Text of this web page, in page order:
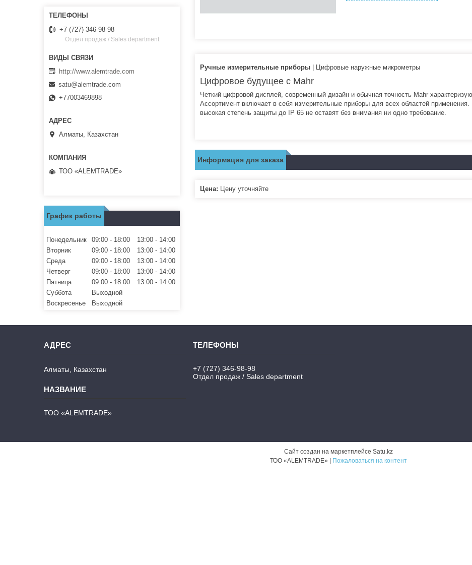
Ручные измерительные приборы | Цифровые наружные микрометры
Цифровое будущее с Mahr
Четкий цифровой дисплей, современный дизайн и обычная точность Mahr
Ассортимент включает в себя измерительные приборы для всех областей
высокая степень защиты до IP 65 не оставят без внимания ни одно требование.
Информация для заказа
Цена: Цену уточняйте
+7 (727) 346-98-98
Отдел продаж / Sales department
http://www.alemtrade.com
satu@alemtrade.com
+77003469898
Алматы, Казахстан
ТОО «ALEMTRADE»
График работы
Понедельник 09:00 18:00 13:00
14:00
Вторник
09:00 18:00 13:00
14:00
Среда
09:00 18:00 13:00
14:00
Четверг
09:00 18:00 13:00
14:00
Пятница
09:00 18:00 13:00
14:00
Суббота
Выходной
Воскресенье
Выходной
Алматы, Казахстан
ТОО «ALEMTRADE»
+7 (727) 346-98-98
Отдел продаж / Sales department
Сайт создан на маркетплейсе Satu.kz
ТОО «ALEMTRADE» | Пожаловаться на контент